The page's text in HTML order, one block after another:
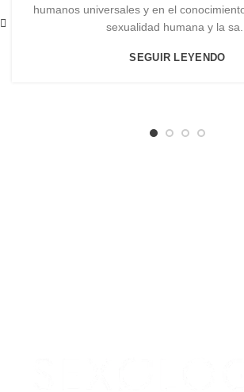
humanos universales y en el
sexualidad humana y la sa...
SEGUIR LEYENDO